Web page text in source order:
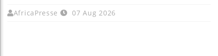
AfricaPresse 07 Aug 2026